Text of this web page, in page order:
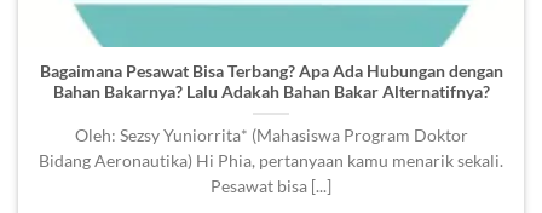
Bagaimana Pesawat Bisa Terbang? Apa Ada Hubungan dengan
Bahan Bakarnya? Lalu Adakah Bahan Bakar Alternatifnya?
Oleh: Sezsy Yuniorrita* (Mahasiswa Program Doktor
Bidang Aeronautika) Hi Phia, pertanyaan kamu menarik sekali.
Pesawat bisa [...]